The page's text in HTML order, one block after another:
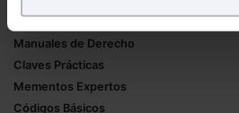
experiencia en la web sea
Puedesaceptar solo las
todas las cookies excepto
También puedes
Formularios Jurídicos
Manuales de Derecho
Claves Prácticas
Mementos Expertos
Códigos Básicos